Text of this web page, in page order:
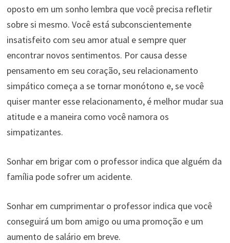
oposto em um sonho lembra que você precisa refletir
sobre si mesmo. Você está subconscientemente
insatisfeito com seu amor atual e sempre quer
encontrar novos sentimentos. Por causa desse
pensamento em seu coração, seu relacionamento
simpático começa a se tornar monótono e, se você
quiser manter esse relacionamento, é melhor mudar sua
atitude e a maneira como você namora os
simpatizantes.
Sonhar em brigar com o professor indica que alguém da
família pode sofrer um acidente.
Sonhar em cumprimentar o professor indica que você
conseguirá um bom amigo ou uma promoção e um
aumento de salário em breve.